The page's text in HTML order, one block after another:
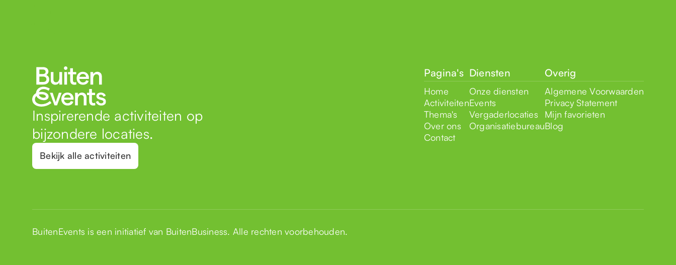
Inspirerende activiteiten op
bijzondere locaties.
Bekijk alle activiteiten
Pagina's
Home
Activiteiten
Thema's
Over ons
Contact
Diensten
Onze diensten
Events
Vergaderlocaties
Organisatiebureau
Overig
Algemene Voorwaarden
Privacy Statement
Mijn favorieten
Blog
BuitenEvents is een initiatief van BuitenBusiness. Alle rechten voorbehouden.